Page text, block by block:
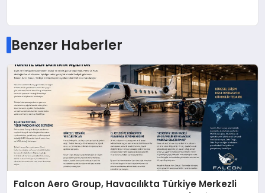
Benzer Haberler
Falcon Aero Group, Havacılıkta Türkiye Merkezli